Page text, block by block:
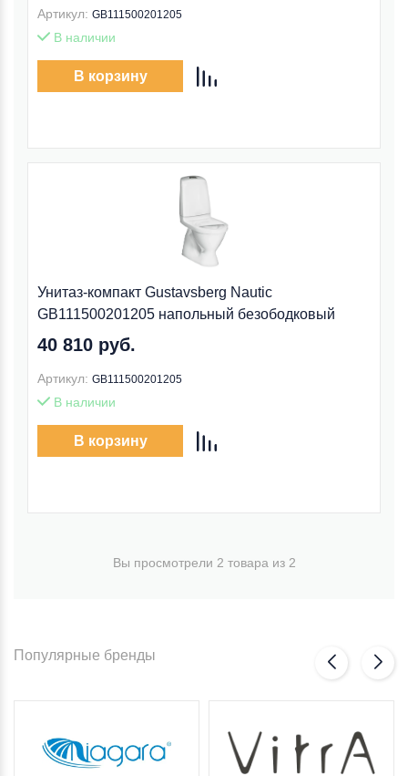
Артикул: GB111500201205
В наличии
В корзину
Унитаз-компакт Gustavsberg Nautic
GB111500201205 напольный безободковый
40 810 руб.
Артикул: GB111500201205
В наличии
В корзину
Вы просмотрели 2 товара из 2
Популярные бренды